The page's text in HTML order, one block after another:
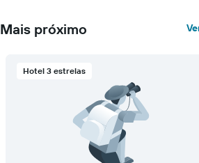
Mais próximo
Hotel 3 estrelas